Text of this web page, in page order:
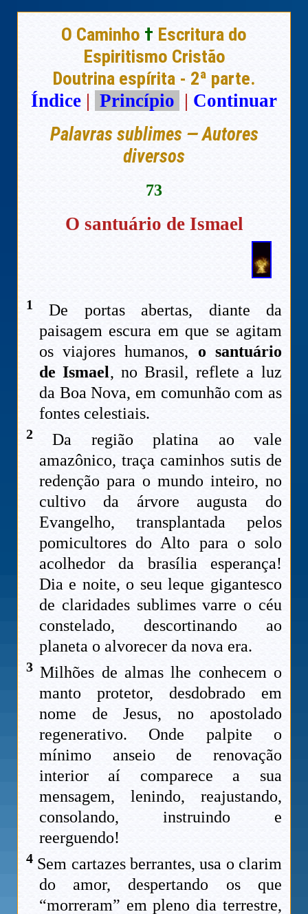
O Caminho † Escritura do
Espiritismo Cristão
Doutrina espírita - 2ª parte.
Índice | Princípio | Continuar
Palavras sublimes — Autores
diversos
73
O santuário de Ismael
1
De portas abertas, diante da
paisagem escura em que se agitam
os viajores humanos, o santuário
de Ismael, no Brasil, reflete a luz
da Boa Nova, em comunhão com as
fontes celestiais.
2 Da região platina ao vale
amazônico, traça caminhos sutis de
redenção para o mundo inteiro, no
cultivo da árvore augusta do
Evangelho, transplantada pelos
pomicultores do Alto para o solo
acolhedor da brasília esperança!
Dia e noite, o seu leque gigantesco
de claridades sublimes varre o céu
constelado, descortinando ao
planeta o alvorecer da nova era.
3 Milhões de almas lhe conhecem o
manto protetor, desdobrado em
nome de Jesus, no apostolado
regenerativo. Onde palpite o
mínimo anseio de renovação
interior aí comparece a sua
mensagem, lenindo, reajustando,
consolando, instruindo e
reerguendo!
4 Sem cartazes berrantes, usa o clarim
do amor, despertando os que
“morreram” em pleno dia terrestre,